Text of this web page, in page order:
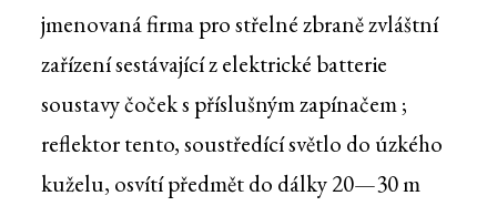
jmenovaná firma pro střelné zbraně zvláštní
zařízení sestávající z elektrické batterie
soustavy čoček s příslušným zapínačem ;
reflektor tento, soustředící světlo do úzkého
kuželu, osvítí předmět do dálky 20—30 m